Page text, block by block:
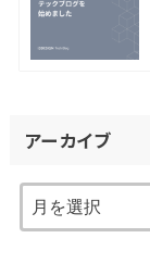
アーカイブ